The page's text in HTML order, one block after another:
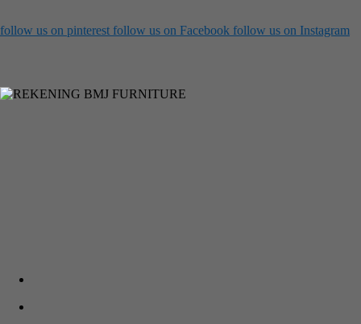
follow us on pinterest follow us on Facebook follow us on Instagram